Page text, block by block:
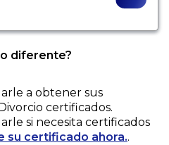
diferente?
a obtener sus
certificados.
si necesita certificados
su certificado ahora..